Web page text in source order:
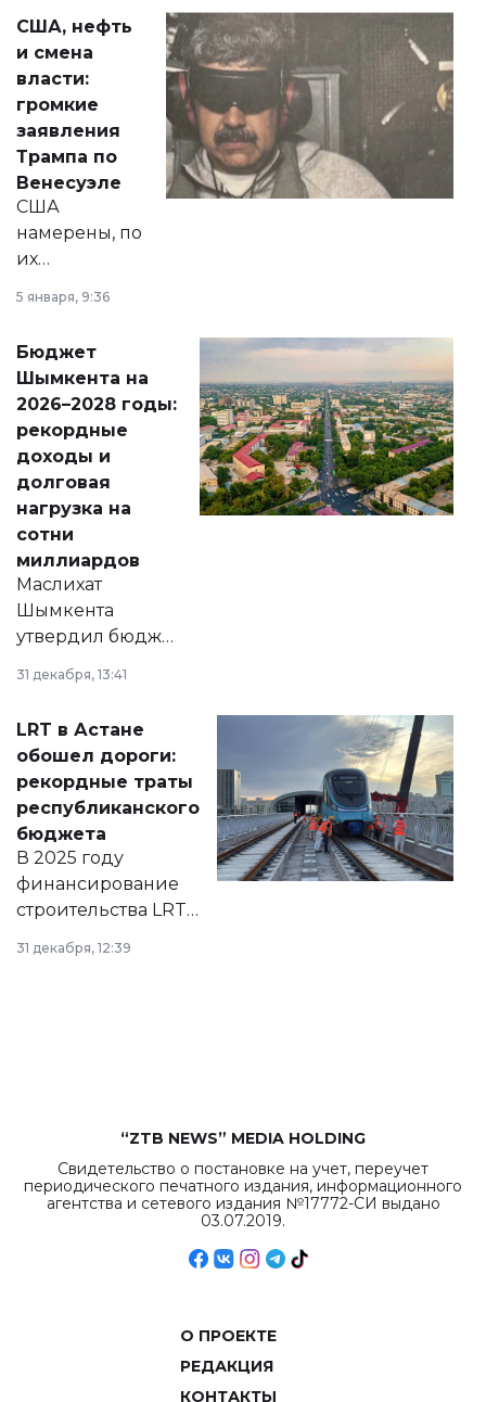
актуальных тем —
от слухов о
политических
реформах до
вопросов армии,
экономики и
личного здоровья.
США, нефть
и смена
власти:
громкие
заявления
Трампа по
Венесуэле
США
намерены, по
их
принести
народу
Венесуэлы.
5 января, 9:36
Бюджет
Шымкента на
2026–2028 годы:
рекордные
доходы и
долговая
нагрузка на
сотни
миллиардов
Маслихат
Шымкента
утвердил бюджет
города на 2026–
2028 годы.
документ
появился в базе
нормативных
правовых актов и
на сайте маслихат
города.
31 декабря, 13:41
LRT в Астане
обошел дороги:
рекордные траты
республиканского
бюджета
В 2025 году
финансирование
строительства LRT
в Астане из
республиканского
31 декабря, 12:39
“ZTB NEWS” MEDIA HOLDING
Свидетельство о постановке на учет, переучет
периодического печатного издания, информационного
агентства и сетевого издания №17772-СИ выдано
03.07.2019.
О ПРОЕКТЕ
РЕДАКЦИЯ
КОНТАКТЫ